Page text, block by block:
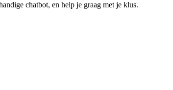
chatbot, en help je graag met je klus.